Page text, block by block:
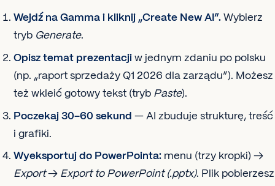
Wejdź na Gamma i kliknij „Create New AI”. Wybierz
tryb Generate.
Opisz temat prezentacji w jednym zdaniu po polsku
(np. „raport sprzedaży Q1 2026 dla zarządu”). Możesz
też wkleić gotowy tekst (tryb Paste).
Poczekaj 30–60 sekund — AI zbuduje strukturę, treść
i grafiki.
Wyeksportuj do PowerPointa: menu (trzy kropki) →
Export→ Export to PowerPoint (.pptx). Plik pobierzesz